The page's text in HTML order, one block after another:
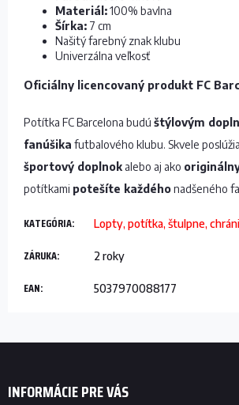
Materiál:100% bavlna
Šírka: 7 cm
Našitý farebný znak klubu
Univerzálna veľkosť
Oficiálny licencovaný produkt FC
Potítka FC Barcelona budú štýlovým
fanúšika futbalového klubu. Skvele
športový doplnok alebo aj ako
potítkami potešíte každéhonadšeného
KATEGÓRIA: Lopty, potítka, štulpne,
ZÁRUKA: 2 roky
EAN: 5037970088177
Z
INFORMÁCIE PRE VÁS